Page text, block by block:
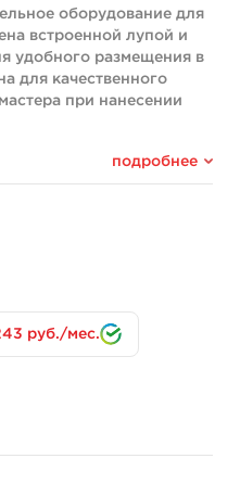
оборудование для
встроенной лупой и
удобного размещения в
для качественного
при нанесении
для работы в тату-
мелкие
в удобном месте.
рабочей зоны с
подробнее
руб./мес.